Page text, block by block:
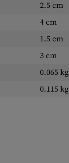
2.5 cm
4 cm
1.5 cm
3 cm
0.065 kg
0.115 kg